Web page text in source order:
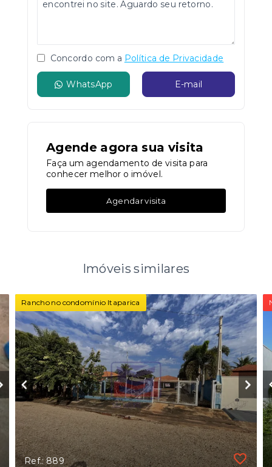
Concordo com a Política de Privacidade
WhatsApp E-mail
Agende agora sua visita
Faça um agendamento de visita para
conhecer melhor o imóvel.
Agendar visita
Imóveis similares
Rancho no condomínio Itaparica
Ref.: 889